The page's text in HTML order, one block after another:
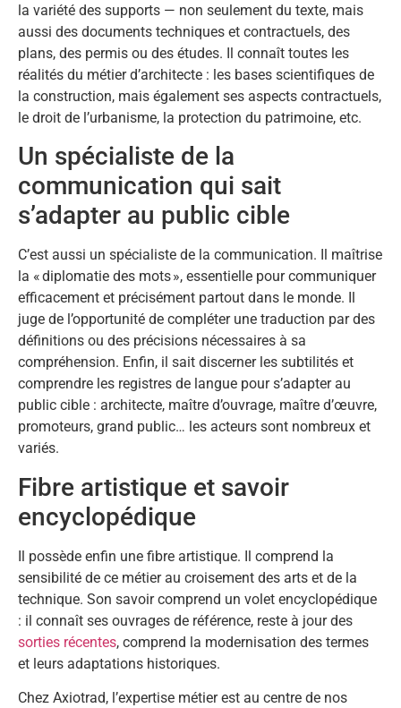
la variété des supports — non seulement du texte, mais
aussi des documents techniques et contractuels, des
plans, des permis ou des études. Il connaît toutes les
réalités du métier d’architecte : les bases scientifiques de
la construction, mais également ses aspects contractuels,
le droit de l’urbanisme, la protection du patrimoine, etc.
Un spécialiste de la
communication qui sait
s’adapter au public cible
C’est aussi un spécialiste de la communication. Il maîtrise
la « diplomatie des mots », essentielle pour communiquer
efficacement et précisément partout dans le monde. Il
juge de l’opportunité de compléter une traduction par des
définitions ou des précisions nécessaires à sa
compréhension. Enfin, il sait discerner les subtilités et
comprendre les registres de langue pour s’adapter au
public cible : architecte, maître d’ouvrage, maître d’œuvre,
promoteurs, grand public… les acteurs sont nombreux et
variés.
Fibre artistique et savoir
encyclopédique
Il possède enfin une fibre artistique. Il comprend la
sensibilité de ce métier au croisement des arts et de la
technique. Son savoir comprend un volet encyclopédique
: il connaît ses ouvrages de référence, reste à jour des
sorties récentes, comprend la modernisation des termes
et leurs adaptations historiques.
Chez Axiotrad, l’expertise métier est au centre de nos